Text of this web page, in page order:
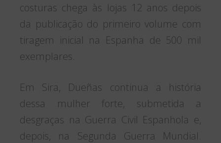
costuras chega às lojas 12 anos depois
da publicação do primeiro volume com
tiragem inicial na Espanha de 500 mil
exemplares.
Em Sira, Dueñas continua a história
dessa mulher forte, submetida a
desgraças na Guerra Civil Espanhola e,
depois, na Segunda Guerra Mundial.